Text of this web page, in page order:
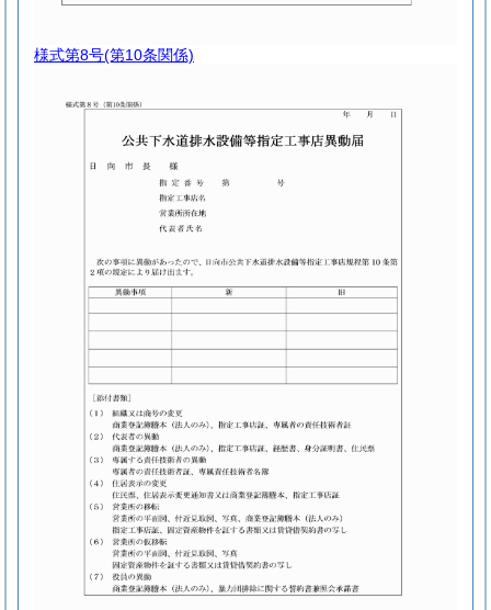
様式第8号(第10条関係)